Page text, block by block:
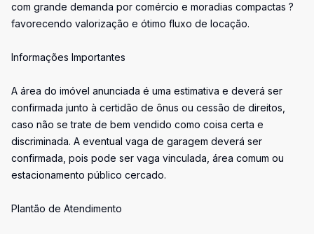
com grande demanda por comércio e moradias compactas ?
favorecendo valorização e ótimo fluxo de locação.
Informações Importantes
A área do imóvel anunciada é uma estimativa e deverá ser
confirmada junto à certidão de ônus ou cessão de direitos,
caso não se trate de bem vendido como coisa certa e
discriminada. A eventual vaga de garagem deverá ser
confirmada, pois pode ser vaga vinculada, área comum ou
estacionamento público cercado.
Plantão de Atendimento